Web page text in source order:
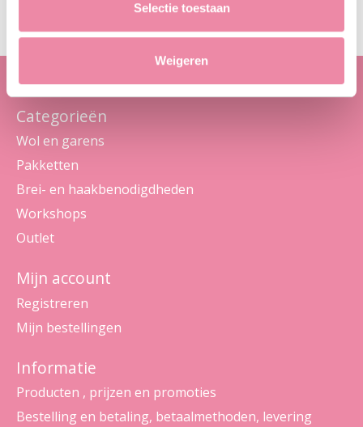
Selectie toestaan
Weigeren
Categorieën
Wol en garens
Pakketten
Brei- en haakbenodigdheden
Workshops
Outlet
Mijn account
Registreren
Mijn bestellingen
Informatie
Producten , prijzen en promoties
Bestelling en betaling, betaalmethoden, levering